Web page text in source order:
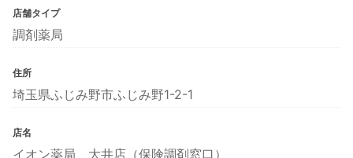
店舗タイプ
調剤薬局
住所
埼玉県ふじみ野市ふじみ野1-2-1
店名
イオン薬局 大井店（保険調剤窓口）